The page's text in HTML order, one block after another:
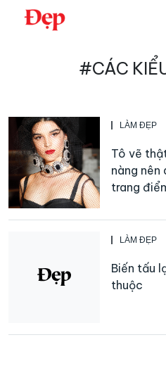
Chuyển
#CÁC
LÀM ĐẸP
Tô vẽ
nàng nên
trang
LÀM ĐẸP
Biến tấu
thuộc